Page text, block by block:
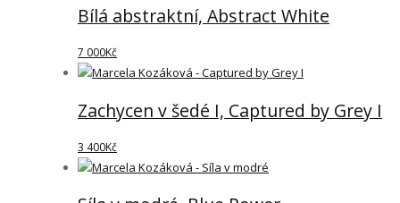
Bílá abstraktní, Abstract White
7 000Kč
Zachycen v šedé I, Captured by Grey I
3 400Kč